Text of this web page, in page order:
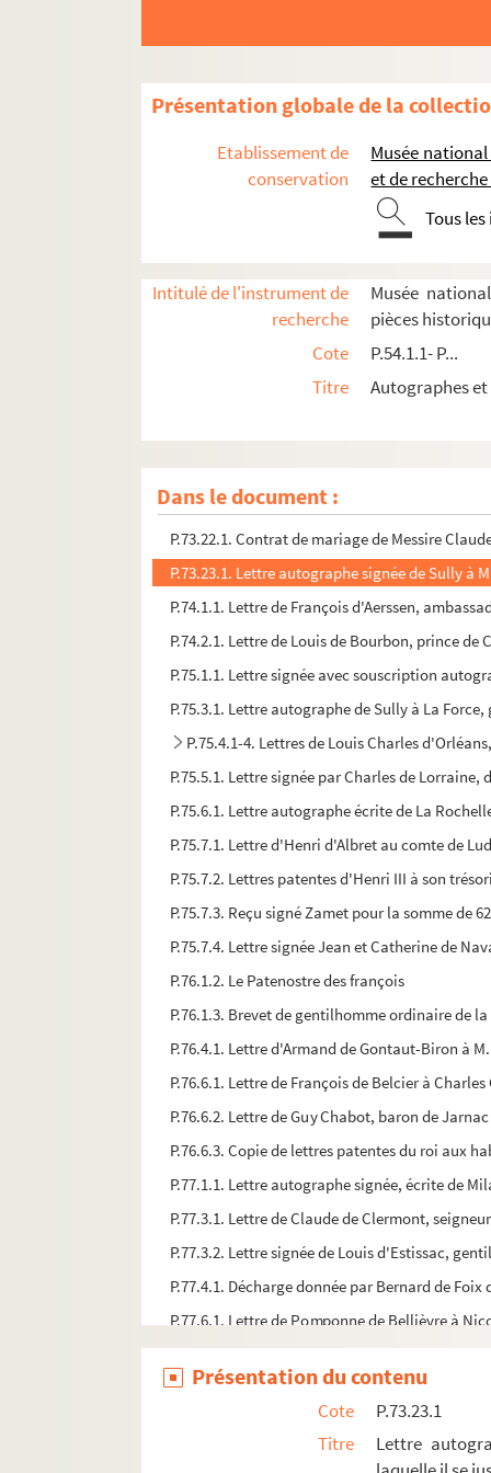
Présentation globale de la
Etablissement de
conservation
Musée
et de
Tous
Intitulé de l'instrument de
recherche
Musée
pièces
Cote
P.54.1.1- P...
Titre
Autographes
Dans le document :
P.73.11.3. Reçu de Jean Baron, mercier et
P.73.12.2. Lettre d' Henri IV au grand duc de
P.73.13.1. Lettre signée d'Alexandre Farnèse,
P.73.13.2. Certificat de gentilhomme de la
P.73.14.1. Ordre écrit de Manosque et signé
P.73.15.1. Acte de vente de rentes faites par
P.73.15.2.1. Lettre autographe de Charles de
P.73.15.3. Lettre signée de François, duc
P.73.16.1. Lettre autographe signée de
P.73.16.2. Lettre signée avec trois mots
P.73.17.2. Au singe violet... Biennais, maitre
P.73.22.1. Contrat de mariage de Messire
P.73.23.1. Lettre autographe signée de Sully à
P.74.1.1. Lettre de François d'Aerssen,
P.74.2.1. Lettre de Louis de Bourbon, prince
P.75.1.1. Lettre signée avec souscription
P.75.3.1. Lettre autographe de Sully à La
P.75.4.1-4. Lettres de Louis Charles
P.75.5.1. Lettre signée par Charles de
P.75.6.1. Lettre autographe écrite de La
P.75.7.1. Lettre d'Henri d'Albret au comte de
P.75.7.2. Lettres patentes d'Henri III à son
P.75.7.3. Reçu signé Zamet pour la somme de
P.75.7.4. Lettre signée Jean et Catherine de
P.76.1.2. Le Patenostre des françois
P.76.1.3. Brevet de gentilhomme ordinaire de
P.76.4.1. Lettre d'Armand de Gontaut-Biron à
P.76.6.1. Lettre de François de Belcier à
P.76.6.2. Lettre de Guy Chabot, baron de
P.76.6.3. Copie de lettres patentes du roi aux
P.77.1.1. Lettre autographe signée, écrite de
P.77.3.1. Lettre de Claude de Clermont,
P.77.3.2. Lettre signée de Louis d'Estissac,
P.77.4.1. Décharge donnée par Bernard de
P.77.6.1. Lettre de Pomponne de Bellièvre à
P.77.6.2. Lettre de Jean, cardinal du Bellay à
P.77.6.3. Lettre de Philippe Brion, amiral de
P.77.7.1. Lettre de François de Lorraine, duc
P.77.7.2. Lettre de Henri IV au capitaine
Présentation du contenu
Cote
P.73.23.1
Titre
Lettre